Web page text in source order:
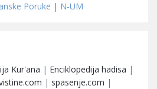
Poruke | N-UM
Kur'ana | Enciklopedija hadisa |
| spasenje.com |